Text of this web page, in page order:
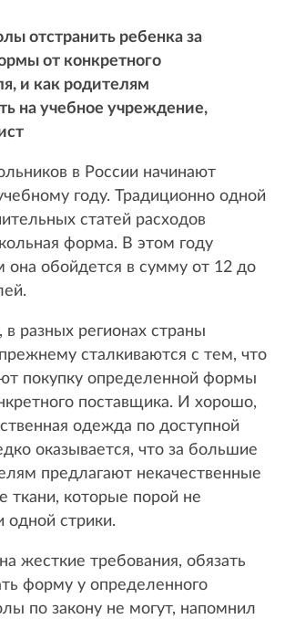
отстранить ребенка за
от конкретного
и как родителям
на учебное учреждение,
в России начинают
году. Традиционно одной
статей расходов
форма. В этом году
она обойдется в сумму от 12 до
разных регионах страны
сталкиваются с тем, что
покупку определенной формы
поставщика. И хорошо,
одежда по доступной
оказывается, что за большие
предлагают некачественные
ткани, которые порой не
одной стрики.
жесткие требования, обязать
форму у определенного
по закону не могут, напомнил